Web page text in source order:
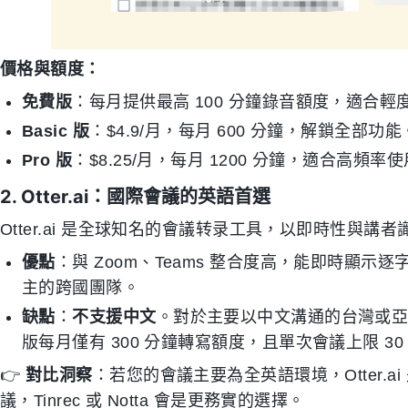
價格與額度：
免費版 ：每月提供最高 100 分鐘錄音額度，適合輕
Basic 版 ：$4.9/月，每月 600 分鐘，解鎖全部功能
Pro 版 ：$8.25/月，每月 1200 分鐘，適合高頻率使
2. Otter.ai：國際會議的英語首選
Otter.ai 是全球知名的會議转录工具，以即時性與講者
優點 ：與 Zoom、Teams 整合度高，能即時顯示
主的跨國團隊。
缺點 ：不支援中文 。對於主要以中文溝通的台灣或
版每月僅有 300 分鐘轉寫額度，且單次會議上限 30
👉 對比洞察 ：若您的會議主要為全英語環境，
議，Tinrec 或 Notta 會是更務實的選擇。